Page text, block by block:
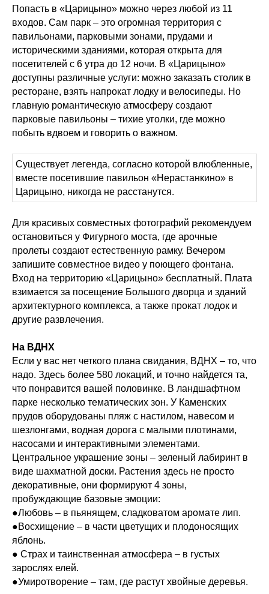
Попасть в «Царицыно» можно через любой из 11
входов. Сам парк – это огромная территория с
павильонами, парковыми зонами, прудами и
историческими зданиями, которая открыта для
посетителей с 6 утра до 12 ночи. В «Царицыно»
доступны различные услуги: можно заказать столик в
ресторане, взять напрокат лодку и велосипеды. Но
главную романтическую атмосферу создают
парковые павильоны – тихие уголки, где можно
побыть вдвоем и говорить о важном.
Существует легенда, согласно которой влюбленные,
вместе посетившие павильон «Нерастанкино» в
Царицыно, никогда не расстанутся.
Для красивых совместных фотографий рекомендуем
остановиться у Фигурного моста, где арочные
пролеты создают естественную рамку. Вечером
запишите совместное видео у поющего фонтана.
Вход на территорию «Царицыно» бесплатный. Плата
взимается за посещение Большого дворца и зданий
архитектурного комплекса, а также прокат лодок и
другие развлечения.
На ВДНХ
Если у вас нет четкого плана свидания, ВДНХ – то, что
надо. Здесь более 580 локаций, и точно найдется та,
что понравится вашей половинке. В ландшафтном
парке несколько тематических зон. У Каменских
прудов оборудованы пляж с настилом, навесом и
шезлонгами, водная дорога с малыми плотинами,
насосами и интерактивными элементами.
Центральное украшение зоны – зеленый лабиринт в
виде шахматной доски. Растения здесь не просто
декоративные, они формируют 4 зоны,
пробуждающие базовые эмоции:
●Любовь – в пьянящем, сладковатом аромате лип.
●Восхищение – в части цветущих и плодоносящих
яблонь.
● Страх и таинственная атмосфера – в густых
зарослях елей.
●Умиротворение – там, где растут хвойные деревья.